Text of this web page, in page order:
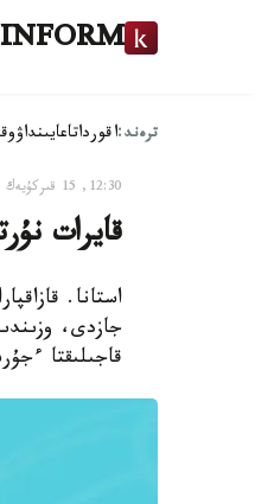
ترەند:اقورداتاعايىنداۋ
12:30, 15 قىركۇيەك 2016
قايرات
استانا.
جازدى،
قاجىلىقتا